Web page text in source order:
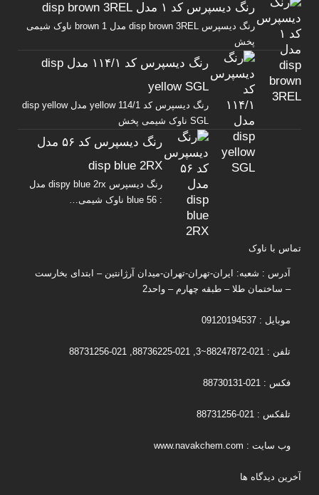
رنگ دیسپرس کد ۱ مدل disp brown 3REL
رنگ دیسپرس disp brown 3REL مدل brown 1 ناوک شیمی
پخش
رنگ دیسپرس کد ۱۱۴/۱ مدل disp
yellow SGL
رنگ دیسپرس کد yellow 114/1 مدل disp yellow
SGL ناوک شیمی پخش
رنگ دیسپرس کد ۵۶ مدل
disp blue 2RX
رنگ دیسپرس dispy blue 2rx مدل
: blue 56 ناوک شیمی…
تماس با ناوک
آدرس : شعبه: ایران-تهران-تهران-میدان آرژانتین – ابتدای بخارست
– ساختمان طلا – طبقه چهارم – واحد2
موبایل : 09120194537
تلفن : 021-88247872~3, 021-88736225, 021-88731256
فکس : 021-88730131
تلفکس : 021-88731256
وب سایت : www.navakchem.com
آخرین دیدگاه ها